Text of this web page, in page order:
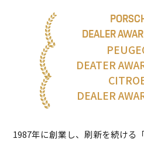
DEALER
DEATER
DEALER
1987年に創業し、刷新を続ける